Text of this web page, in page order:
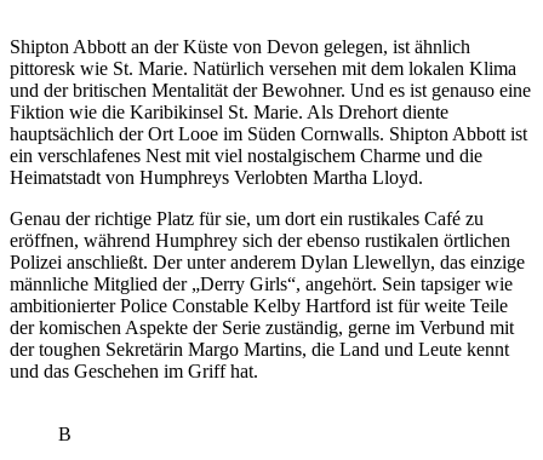
Shipton Abbott an der Küste von Devon gelegen, ist ähnlich
pittoresk wie St. Marie. Natürlich versehen mit dem lokalen Klima
und der britischen Mentalität der Bewohner. Und es ist genauso eine
Fiktion wie die Karibikinsel St. Marie. Als Drehort diente
hauptsächlich der Ort Looe im Süden Cornwalls. Shipton Abbott ist
ein verschlafenes Nest mit viel nostalgischem Charme und die
Heimatstadt von Humphreys Verlobten Martha Lloyd.
Genau der richtige Platz für sie, um dort ein rustikales Café zu
eröffnen, während Humphrey sich der ebenso rustikalen örtlichen
Polizei anschließt. Der unter anderem Dylan Llewellyn, das einzige
männliche Mitglied der „Derry Girls“, angehört. Sein tapsiger wie
ambitionierter Police Constable Kelby Hartford ist für weite Teile
der komischen Aspekte der Serie zuständig, gerne im Verbund mit
der toughen Sekretärin Margo Martins, die Land und Leute kennt
und das Geschehen im Griff hat.
B